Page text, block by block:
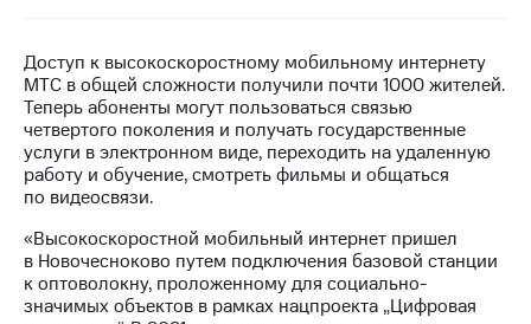
Финансовая
отчетность
Контакты
Новости
в
регионе
и акционерам
Корпоративное
Доступ к высокоскоростному мобильному интернету
МТС в общей сложности получили почти 1000 жителей.
Теперь абоненты могут пользоваться связью
четвертого поколения и получать государственные
услуги в электронном виде, переходить на удаленную
работу и обучение, смотреть фильмы и общаться
по видеосвязи.
«Высокоскоростной мобильный интернет пришел
в Новочесноково путем подключения базовой станции
к оптоволокну, проложенному для социально-
значимых объектов в рамках нацпроекта „Цифровая